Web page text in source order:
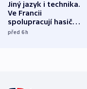
Jiný jazyk i technika.
Ve Francii
spolupracují hasiči z
různých zemí
před 6h